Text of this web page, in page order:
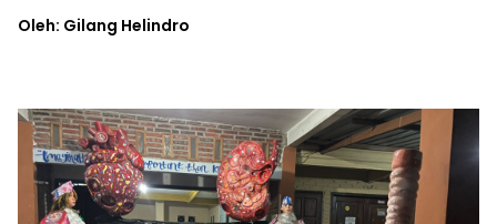
Oleh: Gilang Helindro